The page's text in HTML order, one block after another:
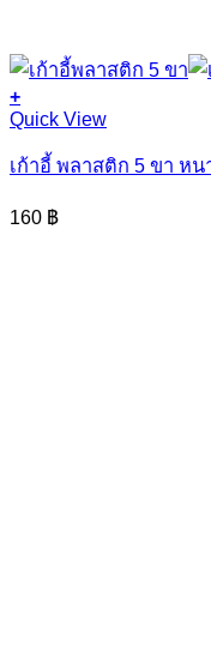
+
Quick View
เก้าอี้ พลาสติก 5 ขา หน
160 ฿